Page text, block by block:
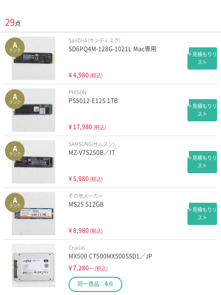
29点
A
ランク
SanDisk(サンディスク)
SD6PQ4M-128G-1021L Mac専用
¥4,980 (税込)
＋見積もりリ
スト
A
ランク
PHISON
PS5012-E12S 1TB
¥17,980 (税込)
＋見積もりリ
スト
A
ランク
SAMSUNG(サムスン)
MZ-V7S250B／IT
¥5,980 (税込)
＋見積もりリ
スト
A
ランク
その他メーカー
MS25 512GB
¥8,980 (税込)
＋見積もりリ
スト
Crucial
MX500 CT500MX500SSD1／JP
¥7,280～ (税込)
同一商品： 4点